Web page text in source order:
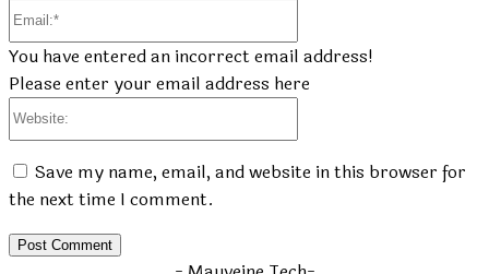
You have entered an incorrect email address!
Please enter your email address here
Save my name, email, and website in this browser for
the next time I comment.